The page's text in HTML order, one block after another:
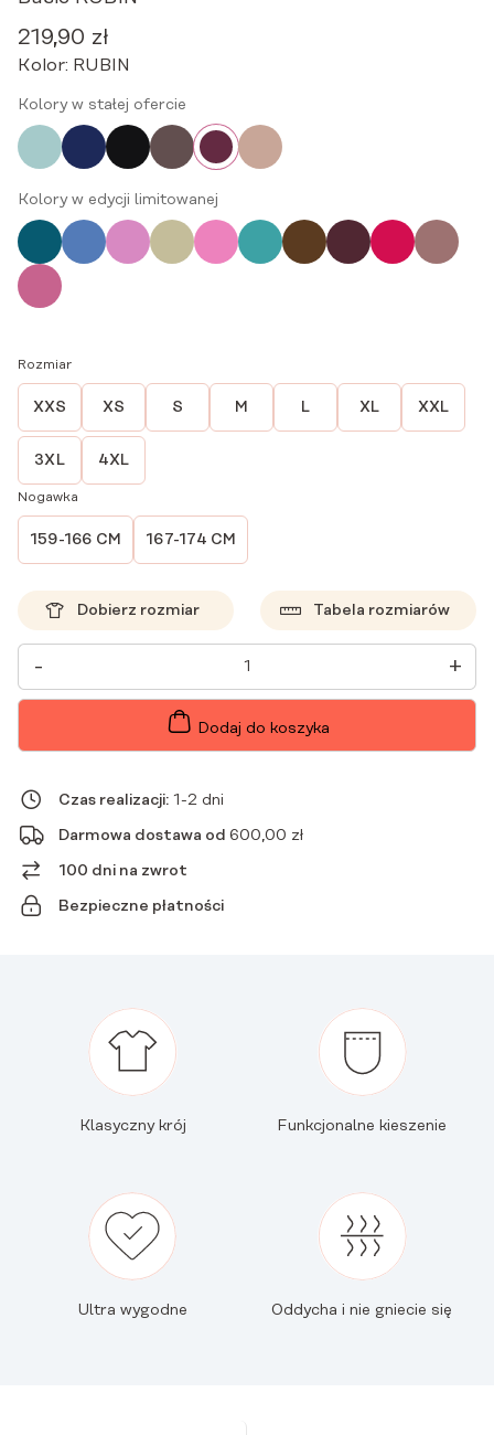
219,90 zł
Kolor: RUBIN
Kolory w stałej ofercie
Kolory w edycji limitowanej
Rozmiar
XXS XS S M L XL XXL
3XL 4XL
Nogawka
159-166 CM 167-174 CM
Dobierz rozmiar Tabela rozmiarów
-
ILOŚĆ
SPODNIE
MEDYCZNE
DAMSKIE
+
Dodaj do koszyka
Czas realizacji: 1-2 dni
Darmowa dostawa od 600,00 zł
100 dni na zwrot
Bezpieczne płatności
Klasyczny krój Funkcjonalne kieszenie
Ultra wygodne Oddycha i nie gniecie się